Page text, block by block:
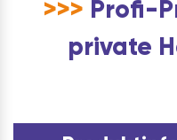
>>> Profi-
private